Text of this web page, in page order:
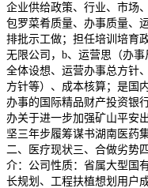
企业供给政策、行业、市场
包罗菜肴质量、办事质量、
排批示工做；担任培训培育
无限公司，b、运营思（办事
全体设想、运营办事总方针
方针等）、成本核算；是国
办事的国际精品财产投资银
办关于进一步加强矿山平安
坚三年步履筹谋书湖南医药
二、医疗现状三、合做劣势
介：公司性质：省属大型国
长规划、工程扶植想划用户